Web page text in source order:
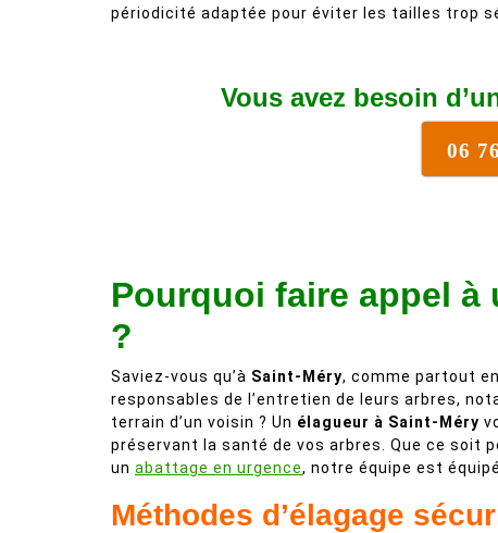
périodicité adaptée pour éviter les tailles trop
Vous avez besoin
06
Pourquoi faire appel à
?
Saviez-vous qu’à Saint-Méry, comme partout
responsables de l’entretien de leurs arbres,
terrain d’un voisin ? Un élagueur à Saint-Méry
préservant la santé de vos arbres. Que ce soit
un abattage en urgence, notre équipe est
Méthodes d’élagage